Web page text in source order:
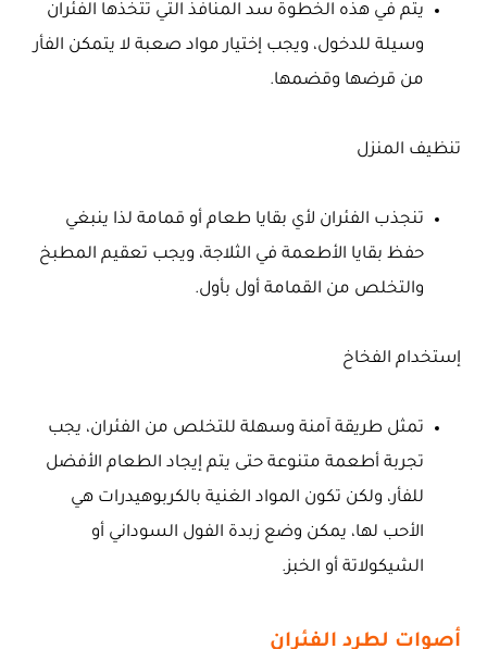
يتم في هذه الخطوة سد المنافذ التي تتخذها الفئران
وسيلة للدخول، ويجب إختيار مواد صعبة لا يتمكن الفأر
من قرضها وقضمها.
تنظيف المنزل
تنجذب الفئران لأي بقايا طعام أو قمامة لذا ينبغي
حفظ بقايا الأطعمة في الثلاجة، ويجب تعقيم المطبخ
والتخلص من القمامة أول بأول.
إستخدام الفخاخ
تمثل طريقة آمنة وسهلة للتخلص من الفئران، يجب
تجربة أطعمة متنوعة حتى يتم إيجاد الطعام الأفضل
للفأر، ولكن تكون المواد الغنية بالكربوهيدرات هي
الأحب لها، يمكن وضع زبدة الفول السوداني أو
الشيكولاتة أو الخبز.
أصوات لطرد الفئران